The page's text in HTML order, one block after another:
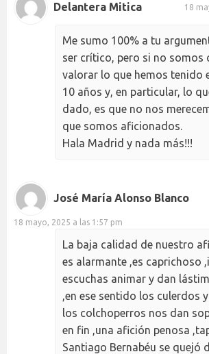
Delantera Mitica 18
Me sumo 100% a tu
ser crítico, pero si no somos
valorar lo que hemos tenido
10 años y, en particular, lo
dado, es que no nos
que somos aficionados.
Hala Madrid y nada más!!!
José María Alonso Blanco
18 mayo, 2025 a las 1:57 pm
La baja calidad de nuestro
es alarmante ,es caprichoso
escuchas animar y dan
,en ese sentido los culerdos
los colchoperros nos dan
en fin ,una afición penosa
Santiago Bernabéu se quejó